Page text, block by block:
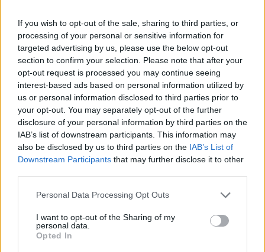
If you wish to opt-out of the sale, sharing to third parties, or
processing of your personal or sensitive information for
targeted advertising by us, please use the below opt-out
section to confirm your selection. Please note that after your
opt-out request is processed you may continue seeing
interest-based ads based on personal information utilized by
us or personal information disclosed to third parties prior to
your opt-out. You may separately opt-out of the further
disclosure of your personal information by third parties on the
IAB’s list of downstream participants. This information may
also be disclosed by us to third parties on the IAB’s List of
Downstream Participants that may further disclose it to other
Personal Data Processing Opt Outs
I want to opt-out of the Sharing of my
personal data.
Opted In
ΣΧΕΤΙΚΑ ΑΡΘΡΑ